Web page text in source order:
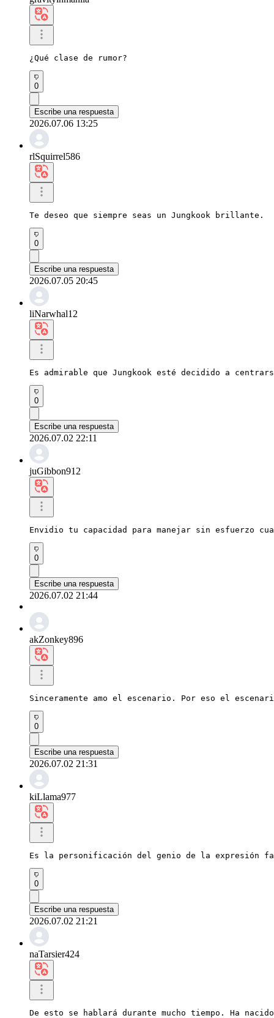
¿Qué clase de rumor?
0
Escribe una respuesta
2026.07.06 13:25
rlSquirrel586
Te deseo que siempre seas un Jungkook brillante.
0
Escribe una respuesta
2026.07.05 20:45
liNarwhal12
Es admirable que Jungkook esté decidido a
0
Escribe una respuesta
2026.07.02 22:11
juGibbon912
Envidio tu capacidad para manejar sin esfuerzo
0
Escribe una respuesta
2026.07.02 21:44
akZonkey896
Sinceramente amo el escenario. Por eso el
0
Escribe una respuesta
2026.07.02 21:31
kiLlama977
Es la personificación del genio de la expresión
0
Escribe una respuesta
2026.07.02 21:21
naTarsier424
De esto se hablará durante mucho tiempo. Ha